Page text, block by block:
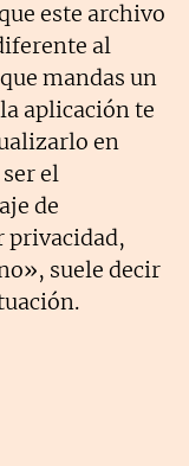
este archivo
al
mandas un
aplicación te
en
el
de
privacidad,
suele decir